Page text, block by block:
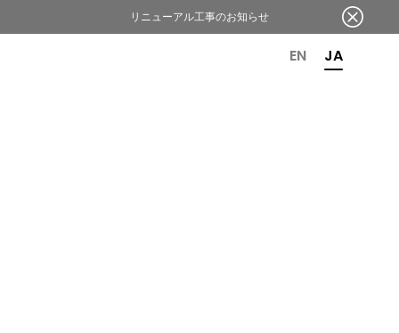
EN JA
リニューアル工事のお知らせ
OR 6TH ANNIVERSARY